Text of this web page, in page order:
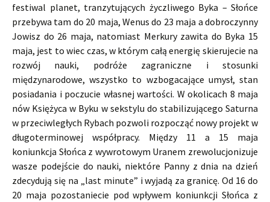
festiwal planet, tranzytujących życzliwego Byka – Słońce
przebywa tam do 20 maja, Wenus do 23 maja a dobroczynny
Jowisz do 26 maja, natomiast Merkury zawita do Byka 15
maja, jest to wiec czas, w którym całą energię skierujecie na
rozwój nauki, podróże zagraniczne i stosunki
międzynarodowe, wszystko to wzbogacające umysł, stan
posiadania i poczucie własnej wartości. W okolicach 8 maja
nów Księżyca w Byku w sekstylu do stabilizującego Saturna
w przeciwległych Rybach pozwoli rozpocząć nowy projekt w
długoterminowej współpracy. Między 11 a 15 maja
koniunkcja Słońca z wywrotowym Uranem zrewolucjonizuje
wasze podejście do nauki, niektóre Panny z dnia na dzień
zdecydują się na „last minute” i wyjadą za granicę. Od 16 do
20 maja pozostaniecie pod wpływem koniunkcji Słońca z